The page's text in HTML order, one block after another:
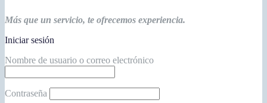
Más que un servicio, te ofrecemos experiencia.
Iniciar sesión
Nombre de usuario o correo electrónico
Contraseña